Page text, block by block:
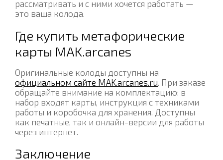
рассматривать и с ними хочется работать —
это ваша колода.
Где купить метафорические
карты MAK.arcanes
Оригинальные колоды доступны на
официальном сайте MAK.arcanes.ru. При заказе
обращайте внимание на комплектацию: в
набор входят карты, инструкция с техниками
работы и коробочка для хранения. Доступны
как печатные, так и онлайн-версии для работы
через интернет.
Заключение